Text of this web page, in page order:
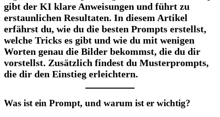
gibt der KI klare Anweisungen und führt zu
erstaunlichen Resultaten. In diesem Artikel
erfährst du, wie du die besten Prompts erstellst,
welche Tricks es gibt und wie du mit wenigen
Worten genau die Bilder bekommst, die du dir
vorstellst. Zusätzlich findest du Musterprompts,
die dir den Einstieg erleichtern.
Was ist ein Prompt, und warum ist er wichtig?